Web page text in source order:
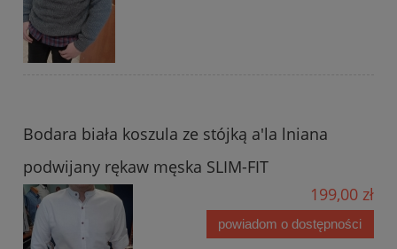
Bodara biała koszula ze stójką a'la lniana
podwijany rękaw męska SLIM-FIT
199,00 zł
powiadom o dostępności